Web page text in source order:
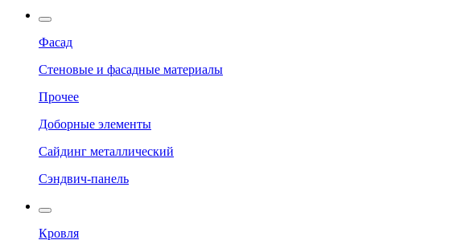
Фасад
Стеновые и фасадные материалы
Прочее
Доборные элементы
Сайдинг металлический
Сэндвич-панель
Кровля